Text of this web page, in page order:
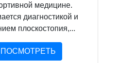
медицине.
диагностикой и
плоскостопия,...
ПОСМОТРЕТЬ